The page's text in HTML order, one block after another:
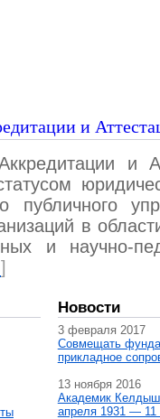
и
и
публичного
в
и научно-
]
Новости
3 февраля 2017
Совмещать
прикладное
13 ноября 2016
Академик
апреля 1931 — 11